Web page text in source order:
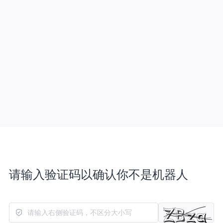
请输入验证码以确认你不是机器人